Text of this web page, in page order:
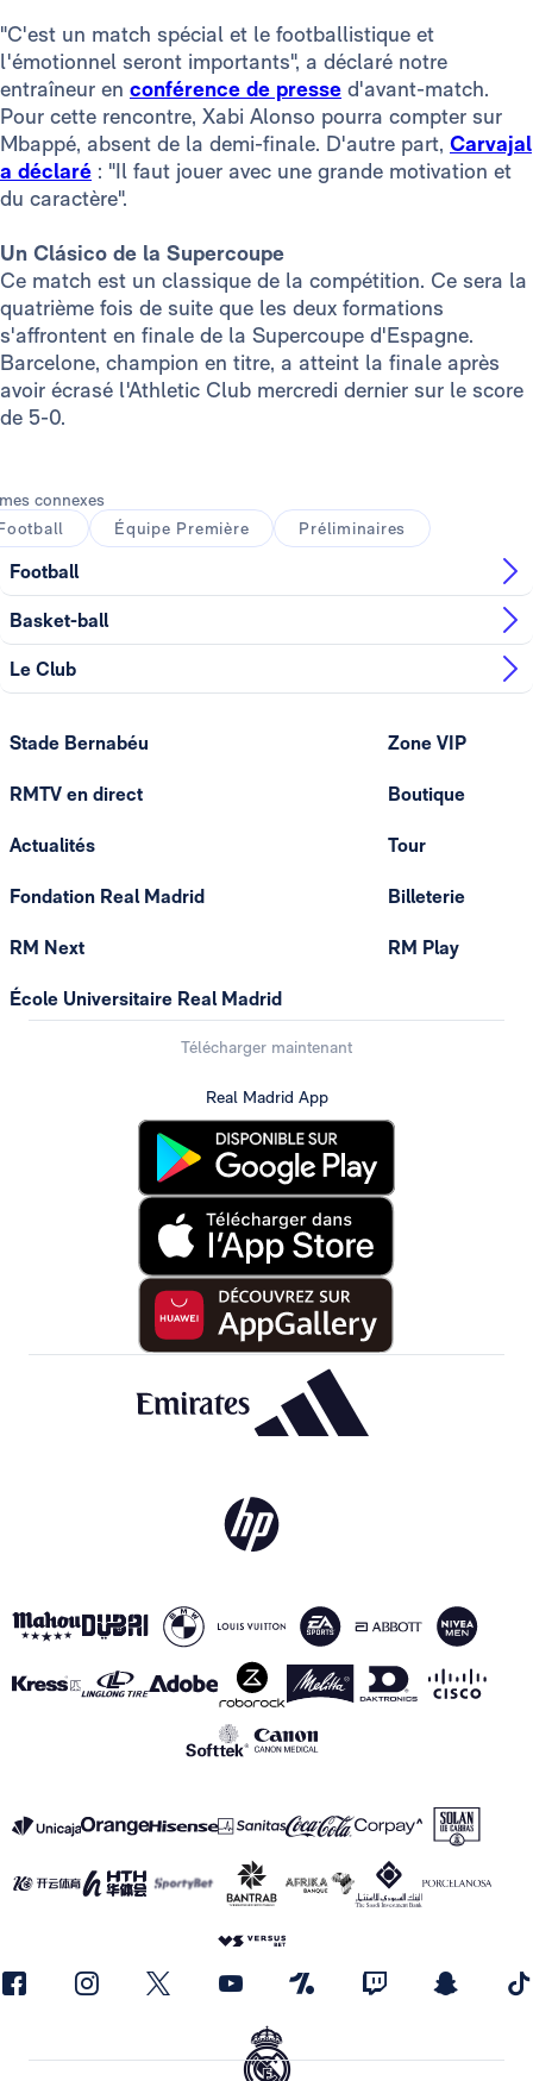
"C'est un match spécial et le footballistique et
l'émotionnel seront importants", a déclaré notre
entraîneur en conférence de presse d'avant-match.
Pour cette rencontre, Xabi Alonso pourra compter sur
Mbappé, absent de la demi-finale. D'autre part, Carvajal
a déclaré : "Il faut jouer avec une grande motivation et
du caractère".
Un Clásico de la Supercoupe
Ce match est un classique de la compétition. Ce sera la
quatrième fois de suite que les deux formations
s'affrontent en finale de la Supercoupe d'Espagne.
Barcelone, champion en titre, a atteint la finale après
avoir écrasé l'Athletic Club mercredi dernier sur le score
de 5-0.
connexes
Équipe Première Préliminaires
Football
Basket-ball
Le Club
Stade Bernabéu
RMTV en direct
Actualités
Fondation Real Madrid
RM Next
École Universitaire Real Madrid
Zone VIP
Boutique
Tour
Billeterie
RM Play
Télécharger maintenant
Real Madrid App